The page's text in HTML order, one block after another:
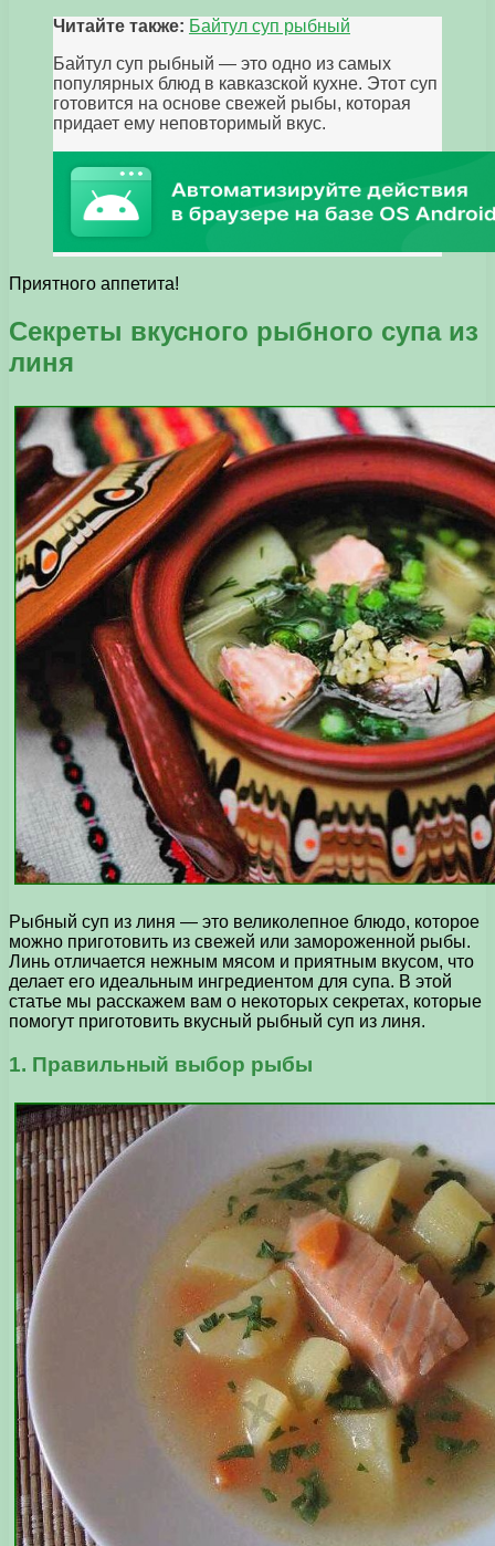
Читайте также: Байтул суп рыбный
Байтул суп рыбный — это одно из самых
популярных блюд в кавказской кухне. Этот суп
готовится на основе свежей рыбы, которая
придает ему неповторимый вкус.
Приятного аппетита!
Секреты вкусного рыбного супа из
линя
Рыбный суп из линя — это великолепное блюдо, которое
можно приготовить из свежей или замороженной рыбы.
Линь отличается нежным мясом и приятным вкусом, что
делает его идеальным ингредиентом для супа. В этой
статье мы расскажем вам о некоторых секретах, которые
помогут приготовить вкусный рыбный суп из линя.
1. Правильный выбор рыбы